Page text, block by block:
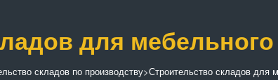
для
складов по производству>Строительство складов для